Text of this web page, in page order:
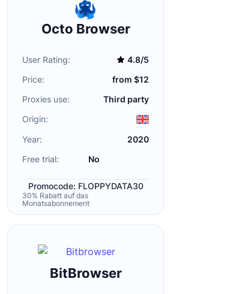
Octo Browser
User Rating:
4.8/5
Price:
from $12
Proxies use:
Third party
Origin:
Year:
2020
Free trial:
No
Promocode: FLOPPYDATA30
30% Rabatt auf das
Monatsabonnement
BitBrowser